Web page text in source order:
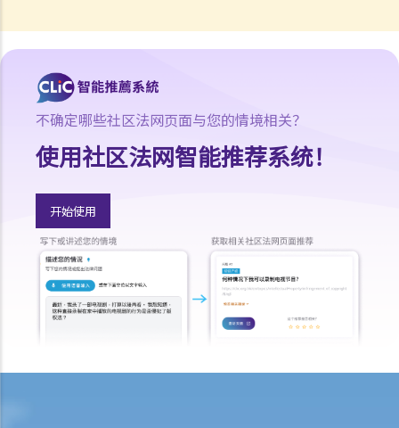
5. 多于一名受权人？
a. 共同行事
b. 共同和各别行事
们都是优秀和值得信赖的人。但若我变得精神上无行为能力，我希望能
让我的妻子处理我的财政事务。
6. 注册及通知
a. 注册持久授权书
b. 申请注册与完成注册之间的事宜
1. 假设授权人在其持久授权书内指定，持久授权书将在授权人被确诊患
不确定哪些社区法网页面与您的情境相关？
使用社区法网智能推荐系统！
开始使用